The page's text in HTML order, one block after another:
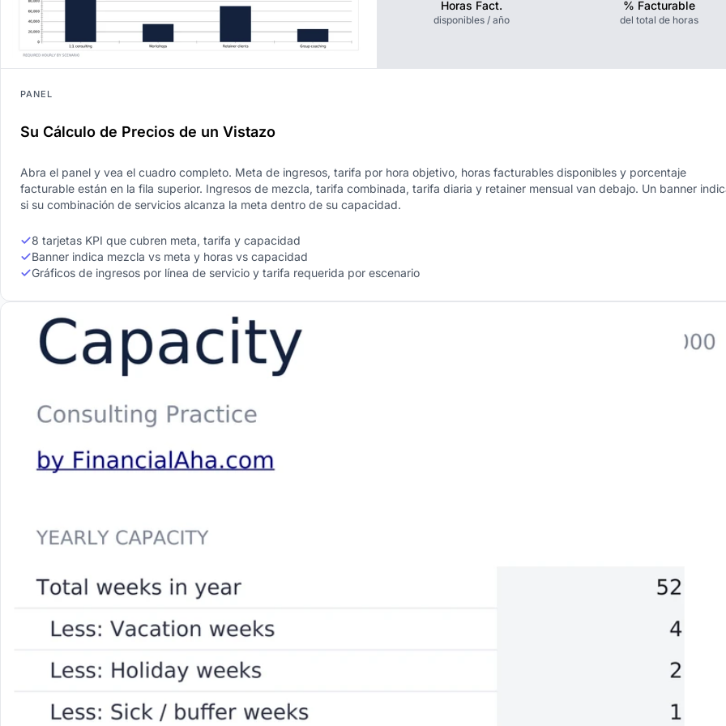
PANEL
Su Cálculo de Precios de un Vistazo
Abra el panel y vea el cuadro completo. Meta de ingresos, tarifa por hora objetivo, horas facturables disponibles y porcentaje
facturable están en la fila superior. Ingresos de mezcla, tarifa combinada, tarifa diaria y retainer mensual van debajo. Un banner
si su combinación de servicios alcanza la meta dentro de su capacidad.
8 tarjetas KPI que cubren meta, tarifa y capacidad
Banner indica mezcla vs meta y horas vs capacidad
Gráficos de ingresos por línea de servicio y tarifa requerida por escenario
Horas Fact.
disponibles / año
% Facturable
del total de horas